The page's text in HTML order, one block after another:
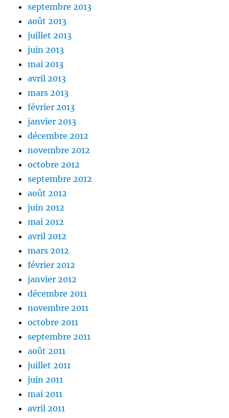
septembre 2013
août 2013
juillet 2013
juin 2013
mai 2013
avril 2013
mars 2013
février 2013
janvier 2013
décembre 2012
novembre 2012
octobre 2012
septembre 2012
août 2012
juin 2012
mai 2012
avril 2012
mars 2012
février 2012
janvier 2012
décembre 2011
novembre 2011
octobre 2011
septembre 2011
août 2011
juillet 2011
juin 2011
mai 2011
avril 2011